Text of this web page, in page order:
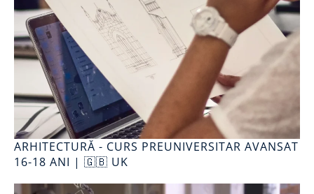
ARHITECTURĂ - CURS PREUNIVERSITAR AVANSAT
16-18 ANI | 🇬🇧 UK